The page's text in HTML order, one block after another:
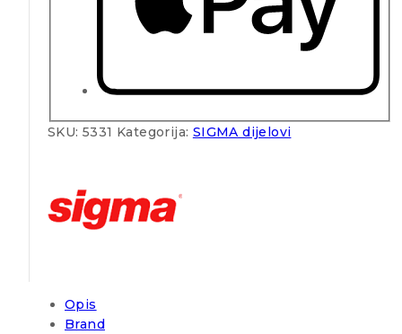
SKU: 5331 Kategorija: SIGMA dijelovi
Opis
Brand